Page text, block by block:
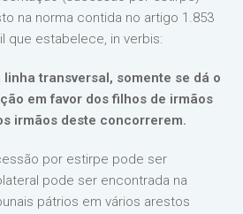
na norma contida no artigo 1.853
que estabelece, in verbis:
linha transversal, somente se dá o
em favor dos filhos de irmãos
irmãos deste concorrerem.
por estirpe pode ser
pode ser encontrada na
pátrios em vários arestos